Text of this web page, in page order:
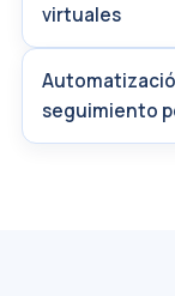
virtuales
seguimiento